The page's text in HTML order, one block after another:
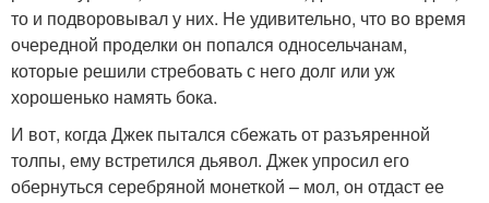
то и подворовывал у них. Не удивительно, что во время
очередной проделки он попался односельчанам,
которые решили стребовать с него долг или уж
хорошенько намять бока.
И вот, когда Джек пытался сбежать от разъяренной
толпы, ему встретился дьявол. Джек упросил его
обернуться серебряной монеткой – мол, он отдаст ее